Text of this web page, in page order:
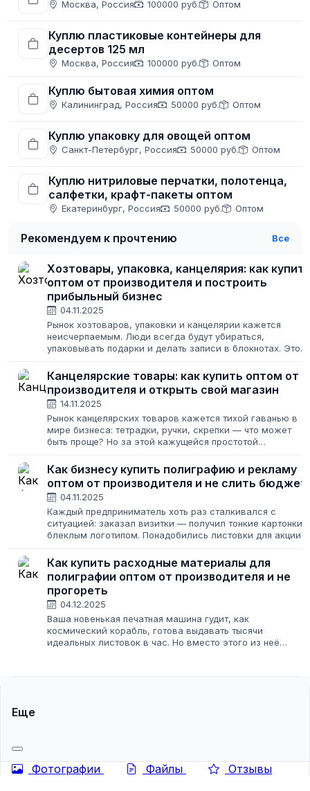
Москва, Россия 100000 руб. Оптом
Куплю пластиковые контейнеры для
десертов 125 мл
Москва, Россия 100000 руб. Оптом
Куплю бытовая химия оптом
Калининград, Россия 50000 руб. Оптом
Куплю упаковку для овощей оптом
Санкт-Петербург, Россия 50000 руб. Оптом
Куплю нитриловые перчатки, полотенца,
салфетки, крафт-пакеты оптом
Екатеринбург, Россия 50000 руб. Оптом
Рекомендуем к прочтению Все
Хозтовары, упаковка, канцелярия: как
оптом от производителя и построить
прибыльный бизнес
04.11.2025
Рынок хозтоваров, упаковки и канцелярии кажется
неисчерпаемым. Люди всегда будут убираться,
упаковывать подарки и делать записи в блокнотах. Это
продал подороже. Но за этой простотой...
Канцелярские товары: как купить оптом от
производителя и открыть свой магазин
14.11.2025
Рынок канцелярских товаров кажется тихой гаванью в
мире бизнеса: тетрадки, ручки, скрепки — что может
быть проще? Но за этой кажущейся простотой
и возможность построить прибыльное...
Как бизнесу купить полиграфию и рекламу
оптом от производителя и не слить бюджет
04.11.2025
Каждый предприниматель хоть раз сталкивался с
ситуацией: заказал визитки — получил тонкие картонки с
блеклым логотипом. Понадобились листовки для акции
уже после окончания распродажи....
Как купить расходные материалы для
полиграфии оптом от производителя и не
прогореть
04.12.2025
Ваша новенькая печатная машина гудит, как
космический корабль, готова выдавать тысячи
идеальных листовок в час. Но вместо этого из неё
Еще
Фотографии Файлы Отзывы